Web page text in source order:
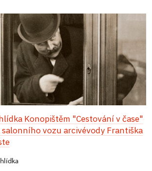
Konopištěm "Cestování v čase"
vozu arcivévody Františka